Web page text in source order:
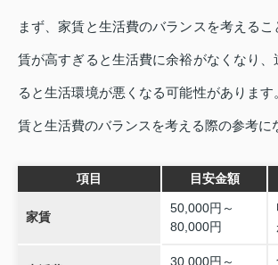
まず、家賃と生活費のバランスを考える
賃が高すぎると生活費に余裕がなくなり
ると生活環境が悪くなる可能性がありま
賃と生活費のバランスを考える際の参考に
項目 目安金額
家賃
50,000円～
80,000円
30,000円～